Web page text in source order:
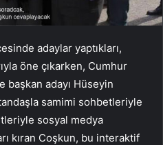
adaylar yaptıkları,
öne çıkarken, Cumhur
başkan adayı Hüseyin
samimi sohbetleriyle
sosyal medya
kıran Coşkun, bu interaktif